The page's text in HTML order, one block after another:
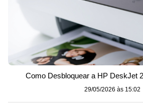
Como Desbloquear a HP DeskJet
29/05/2026 às 15:02